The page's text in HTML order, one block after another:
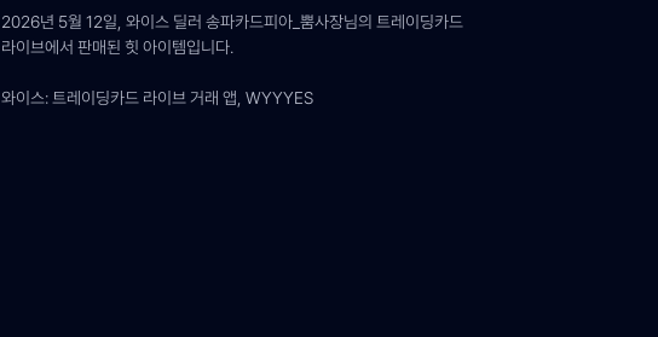
2026년 5월 12일, 와이스 딜러 송파카드피아_뿜사장님의 트레이딩카드
라이브에서 판매된 힛 아이템입니다.
와이스: 트레이딩카드 라이브 거래 앱, WYYYES